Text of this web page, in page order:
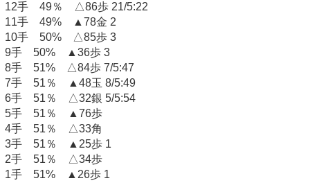
12手 49％ △86歩 21/5:22
11手 49% ▲78金 2
10手 50% △85歩 3
9手 50% ▲36歩 3
8手 51% △84歩 7/5:47
7手 51％ ▲48玉 8/5:49
6手 51％ △32銀 5/5:54
5手 51％ ▲76歩
4手 51％ △33角
3手 51％ ▲25歩 1
2手 51％ △34歩
1手 51% ▲26歩 1